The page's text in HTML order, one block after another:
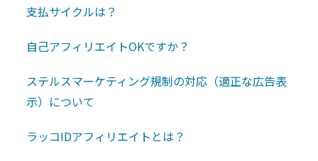
支払サイクルは？
自己アフィリエイトOKですか？
ステルスマーケティング規制の対応（適正な広告表
示）について
ラッコIDアフィリエイトとは？